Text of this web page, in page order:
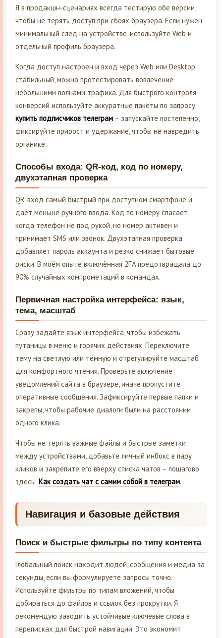
Я в продакшн-сценариях всегда тестирую обе версии,
чтобы не терять доступ при сбоях браузера. Если нужен
минимальный след на устройстве, используйте Web и
отдельный профиль браузера.
Когда доступ настроен и вход через Web или Desktop
стабильный, можно протестировать вовлечение
небольшими волнами трафика. Для быстрого контроля
конверсий используйте аккуратные пакеты по запросу
купить подписчиков телеграм – запускайте постепенно,
фиксируйте прирост и удержание, чтобы не навредить
органике.
Способы входа: QR-код, код по номеру,
двухэтапная проверка
QR-вход самый быстрый при доступном смартфоне и
даёт меньше ручного ввода. Код по номеру спасает,
когда телефон не под рукой, но номер активен и
принимает SMS или звонок. Двухэтапная проверка
добавляет пароль аккаунта и резко снижает бытовые
риски. В моём опыте включённая 2FA предотвращала до
90% случайных компрометаций в командах.
Первичная настройка интерфейса: язык,
тема, масштаб
Сразу задайте язык интерфейса, чтобы избежать
путаницы в меню и горячих действиях. Переключите
тему на светлую или тёмную и отрегулируйте масштаб
для комфортного чтения. Проверьте включение
уведомлений сайта в браузере, иначе пропустите
оперативные сообщения. Зафиксируйте первые папки и
закрепы, чтобы рабочие диалоги были на расстоянии
одного клика.
Чтобы не терять важные файлы и быстрые заметки
между устройствами, добавьте личный инбокс в пару
кликов и закрепите его вверху списка чатов – пошагово
здесь: Как создать чат с самим собой в телеграм.
Навигация и базовые действия
Поиск и быстрые фильтры по типу контента
Глобальный поиск находит людей, сообщения и медиа за
секунды, если вы формулируете запросы точно.
Используйте фильтры по типам вложений, чтобы
добираться до файлов и ссылок без прокрутки. Я
рекомендую заводить устойчивые ключевые слова в
переписках для быстрой навигации. Это экономит